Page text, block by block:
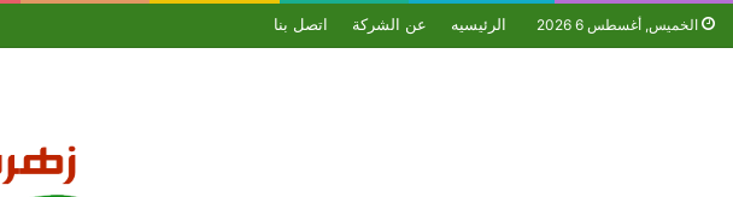
الخميس, أغسطس 6 2026 الرئيسيه عن الشركة اتصل بنا